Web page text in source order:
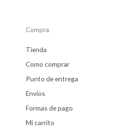
Compra
Tienda
Como comprar
Punto de entrega
Envios
Formas de pago
Mi carrito